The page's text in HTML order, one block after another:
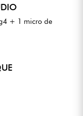
+ 1 micro de